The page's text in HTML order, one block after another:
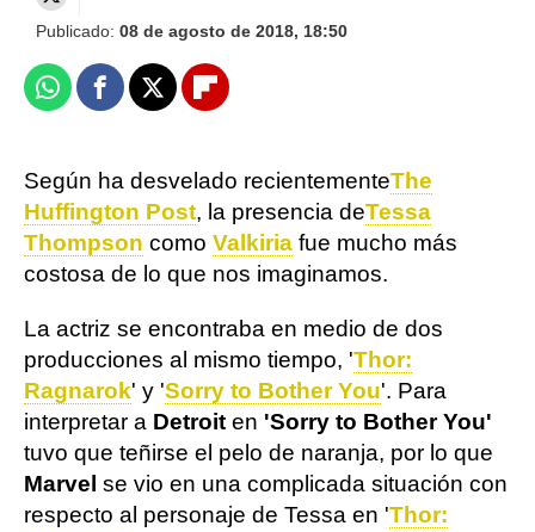
Publicado: 08 de agosto de 2018, 18:50
WhatsappFacebook
X Flipboard
Según ha desvelado recientementeThe
Huffington Post, la presencia deTessa
Thompson como Valkiria fue mucho más
costosa de lo que nos imaginamos.
La actriz se encontraba en medio de dos
producciones al mismo tiempo, 'Thor:
Ragnarok' y 'Sorry to Bother You'. Para
interpretar a Detroit en 'Sorry to Bother You'
tuvo que teñirse el pelo de naranja, por lo que
Marvel se vio en una complicada situación con
respecto al personaje de Tessa en 'Thor: